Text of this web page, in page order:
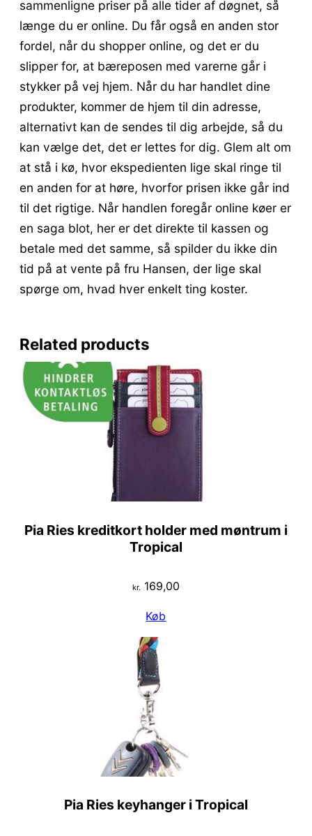
sammenligne priser på alle tider af døgnet, så
længe du er online. Du får også en anden stor
fordel, når du shopper online, og det er du
slipper for, at bæreposen med varerne går i
stykker på vej hjem. Når du har handlet dine
produkter, kommer de hjem til din adresse,
alternativt kan de sendes til dig arbejde, så du
kan vælge det, det er lettes for dig. Glem alt om
at stå i kø, hvor ekspedienten lige skal ringe til
en anden for at høre, hvorfor prisen ikke går ind
til det rigtige. Når handlen foregår online køer er
en saga blot, her er det direkte til kassen og
betale med det samme, så spilder du ikke din
tid på at vente på fru Hansen, der lige skal
spørge om, hvad hver enkelt ting koster.
Related products
Pia Ries kreditkort holder med møntrum i
Tropical
kr. 169,00
Køb
Pia Ries keyhanger i Tropical